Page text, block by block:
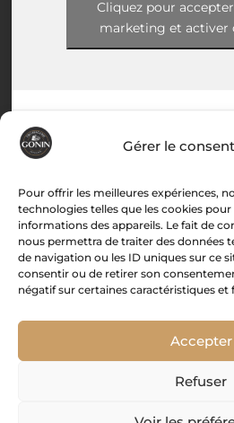
Gérer le
Pour offrir les meilleures expériences,
technologies telles que les cookies
informations des appareils. Le fait de
nous permettra de traiter des données
de navigation ou les ID uniques sur ce
consentir ou de retirer son
négatif sur certaines caractéristiques et
Accepter
Refuser
Cliquez pour
marketing et activer
Menu
Accueil
Histoire
Boutique
Recettes
Associations